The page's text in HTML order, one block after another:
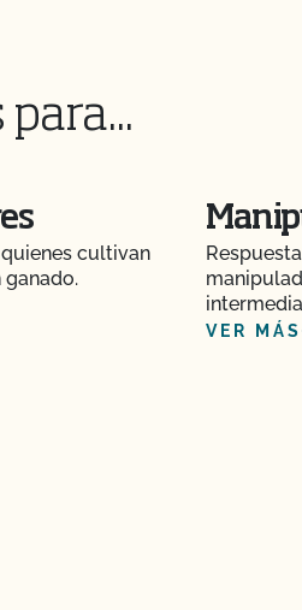
cultivan
VER MÁS
mi valla o
tengan